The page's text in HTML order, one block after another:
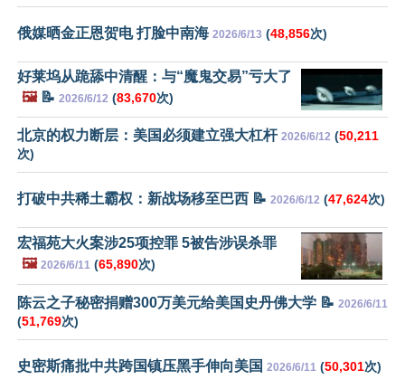
俄媒晒金正恩贺电 打脸中南海 2026/6/13 (48,856次)
好莱坞从跪舔中清醒：与“魔鬼交易”亏大了
🖼️📝 2026/6/12 (83,670次)
北京的权力断层：美国必须建立强大杠杆 2026/6/12 (50,211
次)
打破中共稀土霸权：新战场移至巴西 📝 2026/6/12 (47,624次)
宏福苑大火案涉25项控罪 5被告涉误杀罪
🖼️ 2026/6/11 (65,890次)
陈云之子秘密捐赠300万美元给美国史丹佛大学 📝 2026/6/11
(51,769次)
史密斯痛批中共跨国镇压黑手伸向美国 2026/6/11 (50,301次)